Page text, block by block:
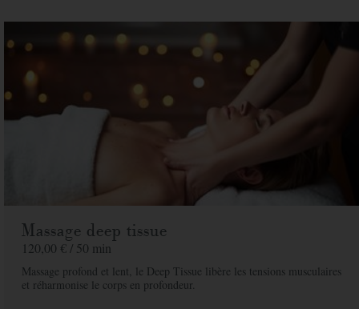
Adresse de facturation
*
Prénom*
Massage deep tissue
120,00 € / 50 min
Massage profond et lent, le Deep Tissue libère les tensions musculaires
et réharmonise le corps en profondeur.